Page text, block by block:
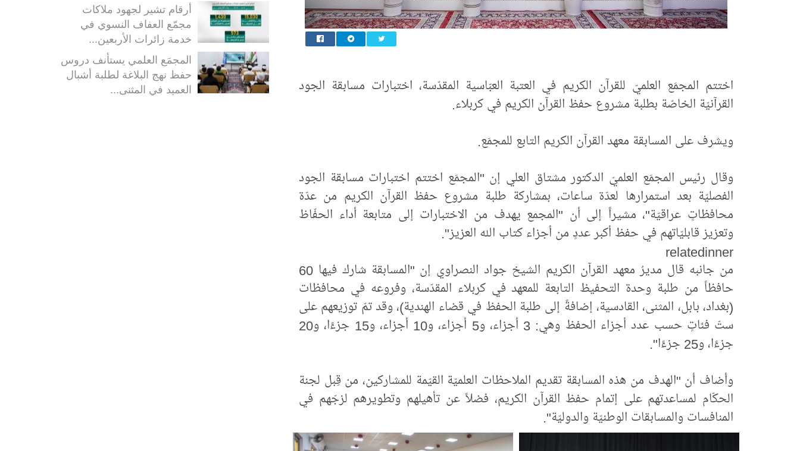
اختتم المجمَع العلميّ للقرآن الكريم في العتبة العبّاسية المقدّسة، اختبارات مسابقة الجود
القرآنيّة الخاصّة بطلبة مشروع حفظ القرآن الكريم في كربلاء.
ويشرف على المسابقة معهد القرآن الكريم التابع للمجمَع.
وقال رئيس المجمَع العلميّ الدكتور مشتاق العلي إن "المجمَع اختتم اختبارات مسابقة الجود
الفصليّة بعد استمرارها لعدّة ساعات، بمشاركة طلبة مشروع حفظ القرآن الكريم من عدّة
محافظاتٍ عراقيّة"، مشيراً إلى أن "المجمع يهدف من الاختبارات إلى متابعة أداء الحفّاظ
وتعزيز قابليّاتهم في حفظ أكبر عددٍ من أجزاء كتاب الله العزيز".
relatedinner
من جانبه قال مديرُ معهد القرآن الكريم الشيخ جواد النصراوي إن "المسابقة شارك فيها 60
حافظاً من طلبة وحدة التحفيظ التابعة للمعهد في كربلاء المقدّسة، وفروعه في محافظات
(بغداد، بابل، المثنى، القادسية، إضافةً إلى طلبة الحفظ في قضاء الهندية)، وقد تمّ توزيعهم على
ستّ فئاتٍ حسب عدد أجزاء الحفظ وهي: 3 أجزاء، و5 أجزاء، و10 أجزاء، و15 جزءًا، و20
جزءًا، و25 جزءًا".
وأضاف أن "الهدف من هذه المسابقة تقديم الملاحظات العلميّة القيّمة للمشاركين، من قِبل لجنة
الحكّام لمساعدتهم على إتمام حفظ القرآن الكريم، فضلاً عن تأهيلهم وتطويرهم لزجّهم في
المنافسات والمسابقات الوطنيّة والدوليّة".
أرقام تشير لجهود ملاكات
مجمّع العفاف النسوي في
خدمة زائرات الأربعين...
المجمَع العلمي يستأنف دروس
حفظ نهج البلاغة لطلبة أشبال
العميد في المثنى...